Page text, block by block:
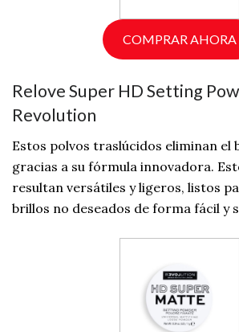
COMPRAR AHORA
Relove Super HD Setting
Revolution
Estos polvos traslúcidos eliminan el
gracias a su fórmula innovadora.
resultan versátiles y ligeros, listos
brillos no deseados de forma fácil y